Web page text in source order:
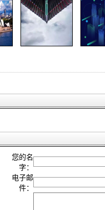
您的名
字：
电子邮
件：